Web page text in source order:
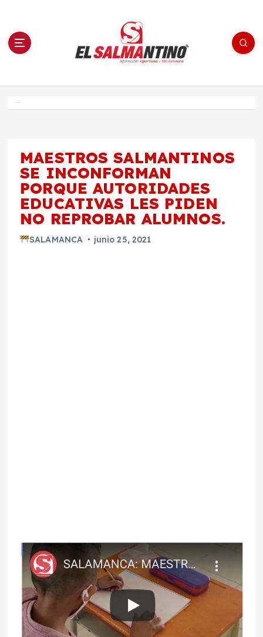
n El Salmantino - medios/noticias/editorial
MAESTROS SALMANTINOS
SE INCONFORMAN
PORQUE AUTORIDADES
EDUCATIVAS LES PIDEN
NO REPROBAR ALUMNOS.
SALAMANCA junio 25, 2021